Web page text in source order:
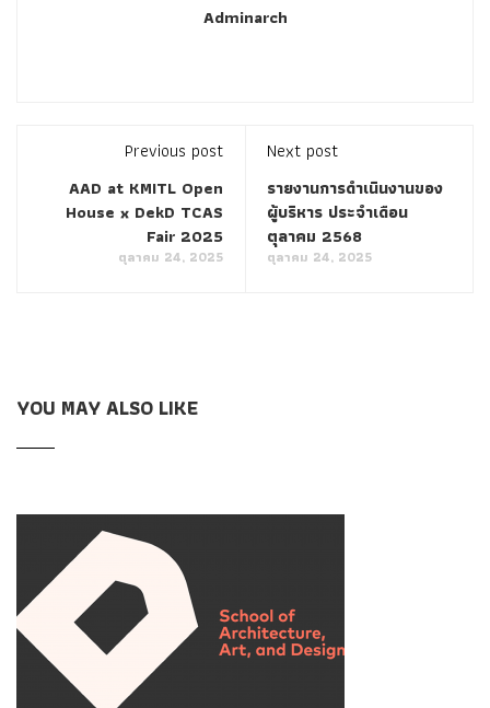
Adminarch
Previous post
AAD at KMITL Open
House x DekD TCAS
Fair 2025
ตุลาคม 24, 2025
Next post
รายงานการดำเนินงานของ
ผู้บริหาร ประจำเดือน
ตุลาคม 2568
ตุลาคม 24, 2025
YOU MAY ALSO LIKE